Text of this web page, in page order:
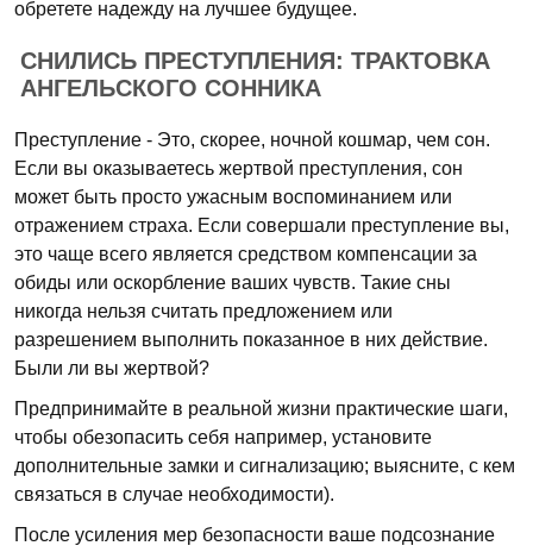
обретете надежду на лучшее будущее.
СНИЛИСЬ ПРЕСТУПЛЕНИЯ: ТРАКТОВКА
АНГЕЛЬСКОГО СОННИКА
Преступление - Это, скорее, ночной кошмар, чем сон.
Если вы оказываетесь жертвой преступления, сон
может быть просто ужасным воспоминанием или
отражением страха. Если совершали преступление вы,
это чаще всего является средством компенсации за
обиды или оскорбление ваших чувств. Такие сны
никогда нельзя считать предложением или
разрешением выполнить показанное в них действие.
Были ли вы жертвой?
Предпринимайте в реальной жизни практические шаги,
чтобы обезопасить себя например, установите
дополнительные замки и сигнализацию; выясните, с кем
связаться в случае необходимости).
После усиления мер безопасности ваше подсознание